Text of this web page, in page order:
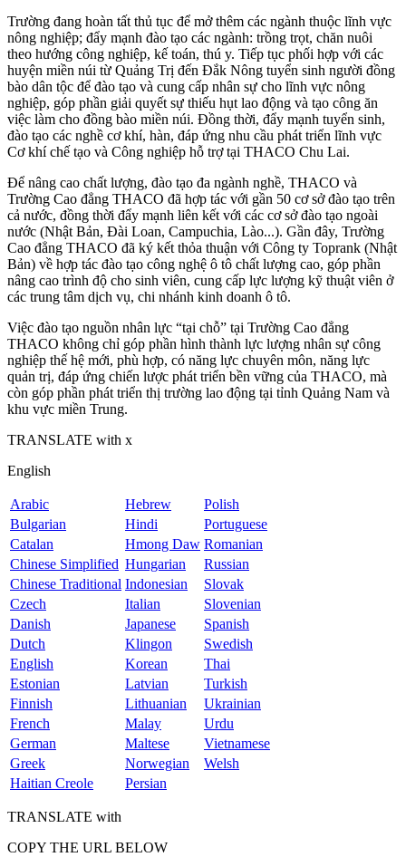
Trường đang hoàn tất thủ tục để mở thêm các ngành thuộc lĩnh vực
nông nghiệp; đẩy mạnh đào tạo các ngành: trồng trọt, chăn nuôi
theo hướng công nghiệp, kế toán, thú y. Tiếp tục phối hợp với các
huyện miền núi từ Quảng Trị đến Đắk Nông tuyển sinh người đồng
bào dân tộc để đào tạo và cung cấp nhân sự cho lĩnh vực nông
nghiệp, góp phần giải quyết sự thiếu hụt lao động và tạo công ăn
việc làm cho đồng bào miền núi. Đồng thời, đẩy mạnh tuyển sinh,
đào tạo các nghề cơ khí, hàn, đáp ứng nhu cầu phát triển lĩnh vực
Cơ khí chế tạo và Công nghiệp hỗ trợ tại THACO Chu Lai.
Để nâng cao chất lượng, đào tạo đa ngành nghề, THACO và
Trường Cao đẳng THACO đã hợp tác với gần 50 cơ sở đào tạo trên
cả nước, đồng thời đẩy mạnh liên kết với các cơ sở đào tạo ngoài
nước (Nhật Bản, Đài Loan, Campuchia, Lào...). Gần đây, Trường
Cao đẳng THACO đã ký kết thỏa thuận với Công ty Toprank (Nhật
Bản) về hợp tác đào tạo công nghệ ô tô chất lượng cao, góp phần
nâng cao trình độ cho sinh viên, cung cấp lực lượng kỹ thuật viên ở
các trung tâm dịch vụ, chi nhánh kinh doanh ô tô.
Việc đào tạo nguồn nhân lực “tại chỗ” tại Trường Cao đẳng
THACO không chỉ góp phần hình thành lực lượng nhân sự công
nghiệp thế hệ mới, phù hợp, có năng lực chuyên môn, năng lực
quản trị, đáp ứng chiến lược phát triển bền vững của THACO, mà
còn góp phần phát triển thị trường lao động tại tỉnh Quảng Nam và
khu vực miền Trung.
TRANSLATE with x
English
Arabic Hebrew
Polish
Bulgarian
Hindi
Portuguese
Catalan
Hmong Daw Romanian
Chinese Simplified Hungarian
Russian
Chinese Traditional Indonesian
Slovak
Czech
Italian
Slovenian
Danish
Japanese
Spanish
Dutch
Klingon
Swedish
English
Korean
Thai
Estonian
Latvian
Turkish
Finnish
Lithuanian
Ukrainian
French
Malay
Urdu
German
Maltese
Vietnamese
Greek
Norwegian
Welsh
Haitian Creole
Persian
TRANSLATE with
COPY THE URL BELOW